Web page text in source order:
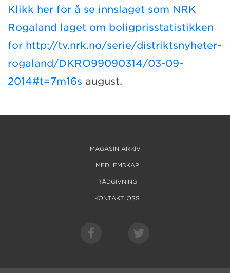
Klikk her for å se innslaget som NRK
Rogaland laget om boligprisstatistikken
for http://tv.nrk.no/serie/distriktsnyheter-
rogaland/DKRO99090314/03-09-
2014#t=7m16s august.
MAGASIN ARKIV
MEDLEMSKAP
RÅDGIVNING
KONTAKT OSS